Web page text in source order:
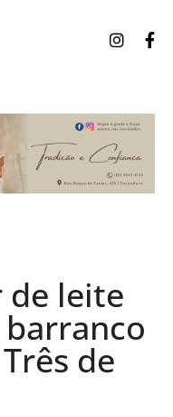
leite
de